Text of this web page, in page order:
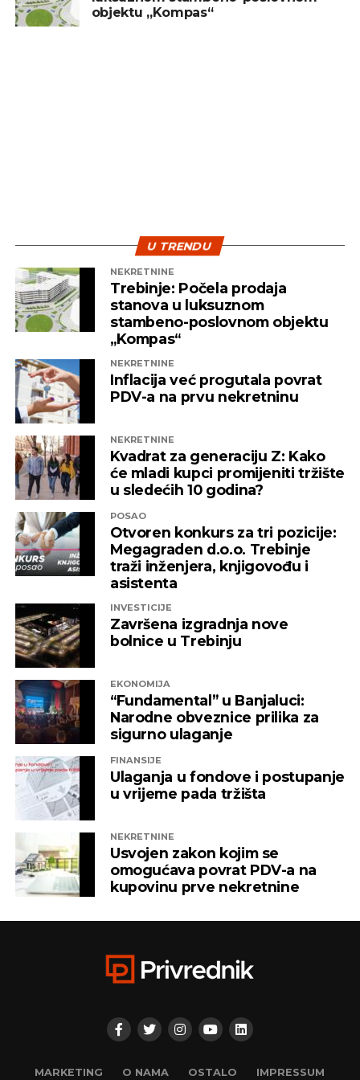
sredstvo za brzu zaradu. Ključ uspjeha leži u
objektu „Kompas“
U TRENDU
NEKRETNINE
Trebinje: Počela prodaja
stanova u luksuznom
stambeno-poslovnom objektu
„Kompas“
NEKRETNINE
Inflacija već progutala povrat
PDV-a na prvu nekretninu
NEKRETNINE
Kvadrat za generaciju Z: Kako
će mladi kupci promijeniti tržište
u sledećih 10 godina?
POSAO
Otvoren konkurs za tri pozicije:
Megagraden d.o.o. Trebinje
traži inženjera, knjigovođu i
asistenta
INVESTICIJE
Završena izgradnja nove
bolnice u Trebinju
EKONOMIJA
“Fundamental” u Banjaluci:
Narodne obveznice prilika za
sigurno ulaganje
FINANSIJE
Ulaganja u fondove i postupanje
u vrijeme pada tržišta
NEKRETNINE
Usvojen zakon kojim se
omogućava povrat PDV-a na
kupovinu prve nekretnine
MARKETING O NAMA OSTALO IMPRESSUM